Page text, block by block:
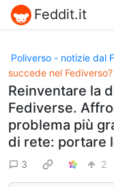
Feddit.it
Poliverso - notizie dal
succede nel Fediverso?
Reinventare la
Fediverse.
problema più
di rete: portare
3 2